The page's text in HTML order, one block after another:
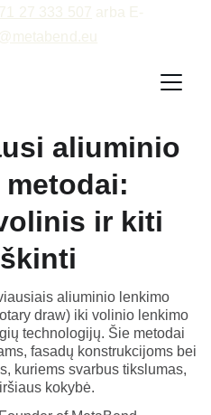
27 333 507 arba E-
aliuminio
ir kiti
aliuminio lenkimo
draw) iki volinio lenkimo
technologijų. Šie metodai
fasadų konstrukcijoms bei
kuriems svarbus tikslumas,
kokybė.